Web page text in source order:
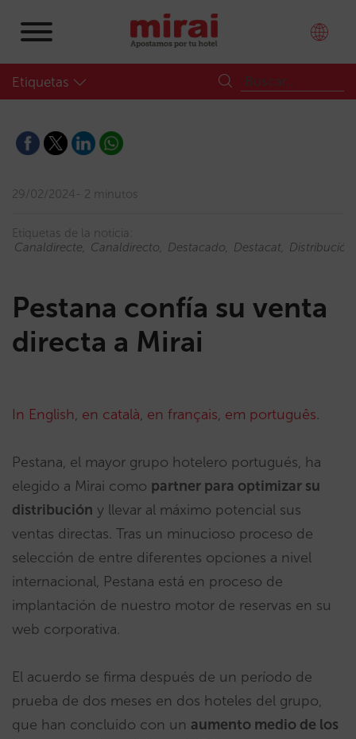
Etiquetas
29/02/2024 2 minutos
Etiquetas de la noticia:
Canaldirecte
Canaldirecto Destacado Destacat Distribució
Pestana confía su venta
directa a Mirai
In English, en català, en français, em português.
Pestana, el mayor grupo hotelero portugués, ha
elegido a Mirai como partner para optimizar su
distribución y llevar al máximo potencial sus
ventas directas. Tras un minucioso proceso de
selección de entre diferentes opciones a nivel
internacional, Pestana está en proceso de
implantación de nuestro motor de reservas en su
web corporativa.
El acuerdo se firma después de un período de
prueba de dos meses en dos hoteles del grupo,
que han concluido con un aumento medio de los